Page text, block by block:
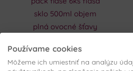
Používame cookies
Môžeme ich umiestniť na analýzu